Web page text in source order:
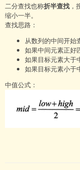
二分查找也称折半查找 ，
缩小一半。
查找思路：
从数列的中间开始
如果中间元素正好
如果目标元素大于
如果目标元素小于
中值公式：